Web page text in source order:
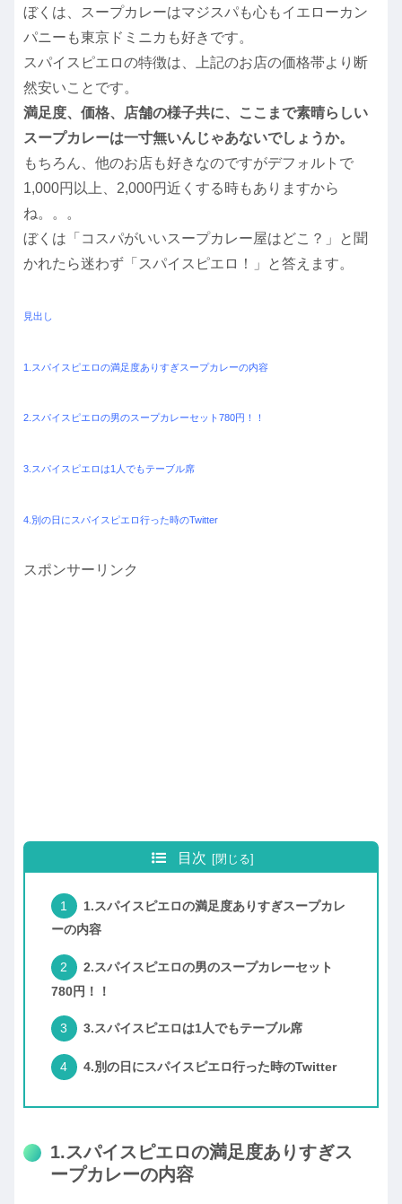
ぼくは、スープカレーはマジスパも心もイエローカン
パニーも東京ドミニカも好きです。
スパイスピエロの特徴は、上記のお店の価格帯より断
然安いことです。
満足度、価格、店舗の様子共に、ここまで素晴らしい
スープカレーは一寸無いんじゃあないでしょうか。
もちろん、他のお店も好きなのですがデフォルトで
1,000円以上、2,000円近くする時もありますから
ね。。。
ぼくは「コスパがいいスープカレー屋はどこ？」と聞
かれたら迷わず「スパイスピエロ！」と答えます。
見出し
1.スパイスピエロの満足度ありすぎスープカレーの内容
2.スパイスピエロの男のスープカレーセット780円！！
3.スパイスピエロは1人でもテーブル席
4.別の日にスパイスピエロ行った時のTwitter
スポンサーリンク
目次
1.スパイスピエロの満足度ありすぎスープカレ
ーの内容
2.スパイスピエロの男のスープカレーセット
780円！！
3.スパイスピエロは1人でもテーブル席
4.別の日にスパイスピエロ行った時のTwitter
1.スパイスピエロの満足度ありすぎス
ープカレーの内容